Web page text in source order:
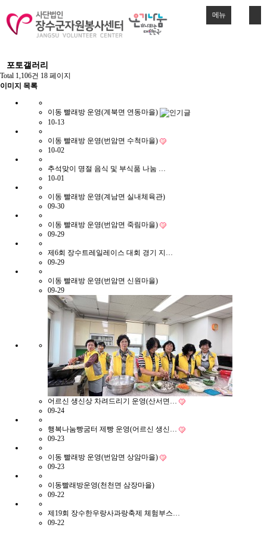
메뉴
포토갤러리
Total 1,106건 18 페이지
이미지 목록
이동 빨래방 운영(계북면 연동마을)
10-13
이동 빨래방 운영(번암면 수척마을)
10-02
추석맞이 명절 음식 및 부식품 나눔 …
10-01
이동 빨래방 운영(계남면 실내체육관)
09-30
이동 빨래방 운영(번암면 죽림마을)
09-29
제6회 장수트레일레이스 대회 경기 지…
09-29
이동 빨래방 운영(번암면 신원마을)
09-29
어르신 생신상 차려드리기 운영(산서면…
09-24
행복나눔빵굼터 제빵 운영(어르신 생신…
09-23
이동 빨래방 운영(번암면 상암마을)
09-23
이동빨래방운영(천천면 삼장마을)
09-22
제19회 장수한우랑사과랑축제 체험부스…
09-22